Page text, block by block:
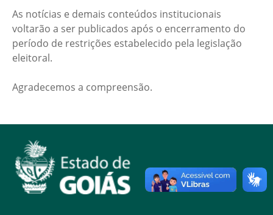
As notícias e demais conteúdos institucionais
voltarão a ser publicados após o encerramento do
período de restrições estabelecido pela legislação
eleitoral.
Agradecemos a compreensão.